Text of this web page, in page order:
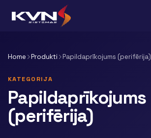
Home Produkti Papildaprīkojums (perifērija)
KATEGORIJA
Papildaprīkojums
(perifērija)